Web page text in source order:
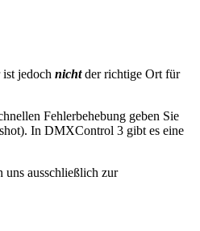
jedoch nichtder richtige Ort für
Fehlerbehebung geben Sie
In DMXControl 3 gibt es eine
uns ausschließlich zur